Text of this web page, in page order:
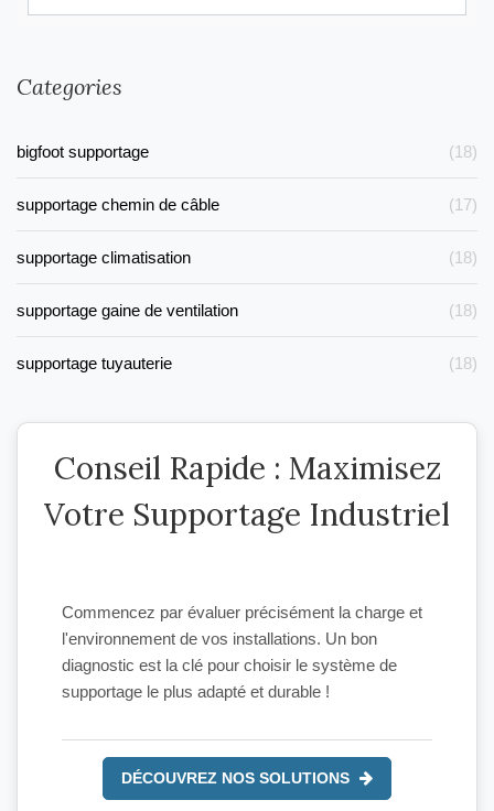
Categories
bigfoot supportage (18)
supportage chemin de câble (17)
supportage climatisation (18)
supportage gaine de ventilation (18)
supportage tuyauterie (18)
Conseil Rapide : Maximisez
Votre Supportage Industriel
Commencez par évaluer précisément la charge et
l'environnement de vos installations. Un bon
diagnostic est la clé pour choisir le système de
supportage le plus adapté et durable !
DÉCOUVREZ NOS SOLUTIONS